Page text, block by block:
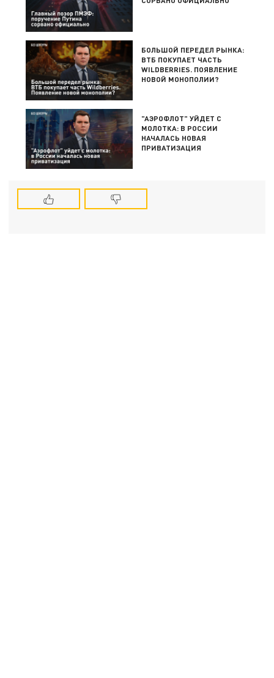
БОЛЬШОЙ ПЕРЕДЕЛ РЫНКА:
ВТБ ПОКУПАЕТ ЧАСТЬ
WILDBERRIES. ПОЯВЛЕНИЕ
НОВОЙ МОНОПОЛИИ?
"АЭРОФЛОТ" УЙДЕТ С
МОЛОТКА: В РОССИИ
НАЧАЛАСЬ НОВАЯ
ПРИВАТИЗАЦИЯ